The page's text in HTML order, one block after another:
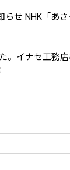
せ NHK「あさ
。イナセ工務